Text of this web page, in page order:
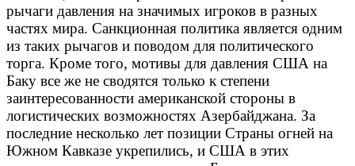
рычаги давления на значимых игроков в разных
частях мира. Санкционная политика является одним
из таких рычагов и поводом для политического
торга. Кроме того, мотивы для давления США на
Баку все же не сводятся только к степени
заинтересованности американской стороны в
логистических возможностях Азербайджана. За
последние несколько лет позиции Страны огней на
Южном Кавказе укрепились, и США в этих